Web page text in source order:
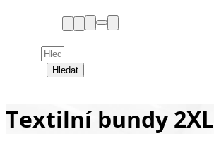
Hledat
Textilní bundy 2XL